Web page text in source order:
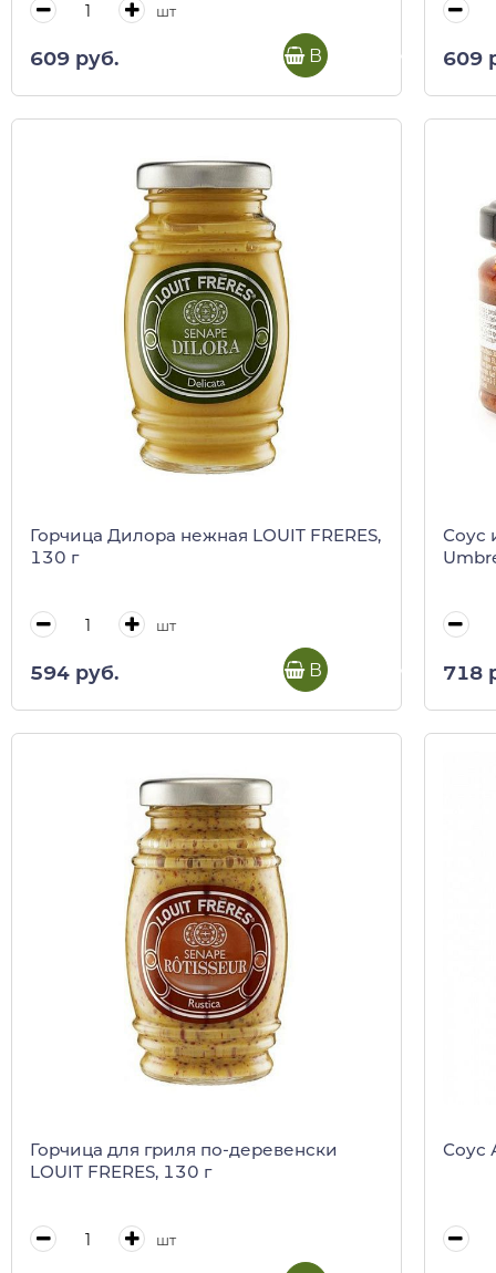
шт
609 руб. В корзину 609
Горчица Дилора нежная LOUIT FRERES,
130 г
шт
594 руб. В корзину
Соус
718
Горчица для гриля по-деревенски
LOUIT FRERES, 130 г
шт
Соус